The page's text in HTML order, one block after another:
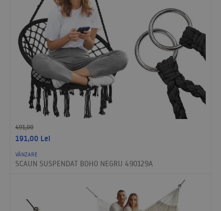
491,00
191,00 Lei
VÂNZARE
SCAUN SUSPENDAT BOHO NEGRU 490129A